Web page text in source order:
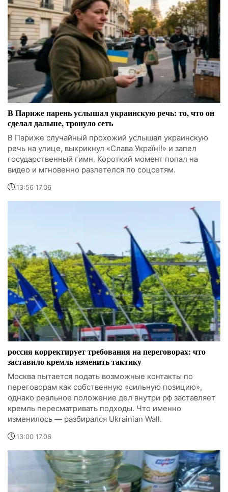
В Париже парень услышал украинскую речь: то, что он
сделал дальше, тронуло сеть
В Париже случайный прохожий услышал украинскую
речь на улице, выкрикнул «Слава Україні!» и запел
государственный гимн. Короткий момент попал на
видео и мгновенно разлетелся по соцсетям.
13:56 17.06
россия корректирует требования на переговорах: что
заставило кремль изменить тактику
Москва пытается подать возможные контакты по
переговорам как собственную «сильную позицию»,
однако реальное положение дел внутри рф заставляет
кремль пересматривать подходы. Что именно
изменилось — разбирался Ukrainian Wall.
13:00 17.06